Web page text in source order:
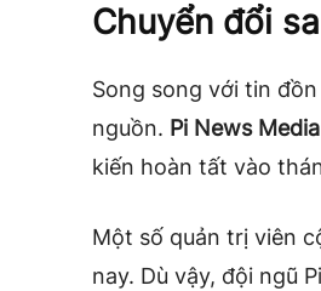
Chuyển đổi
Song song với tin
nguồn. Pi News
kiến hoàn tất vào
Một số quản trị viên
nay. Dù vậy, đội ngũ